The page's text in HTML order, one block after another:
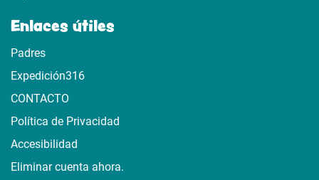
Enlaces útiles
Padres
Expedición316
CONTACTO
Política de Privacidad
Accesibilidad
Eliminar cuenta ahora.